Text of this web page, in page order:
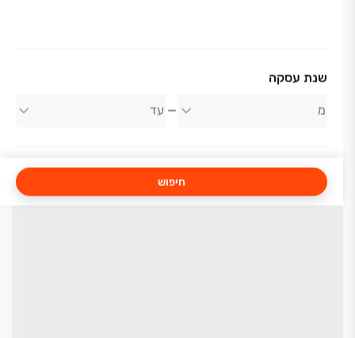
שנת עסקה
חיפוש